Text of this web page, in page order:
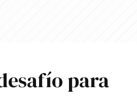
para